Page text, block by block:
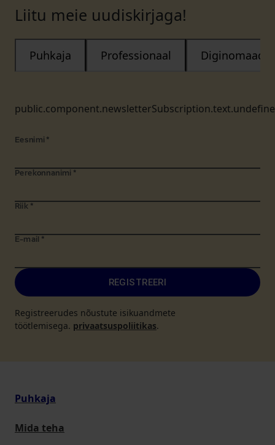
Liitu meie uudiskirjaga!
Puhkaja Professionaal Diginomaad
Eesnimi *
Perekonnanimi *
Riik *
E-mail *
REGISTREERI
Registreerudes nõustute isikuandmete
töötlemisega. privaatsuspoliitikas.
Puhkaja
Mida teha